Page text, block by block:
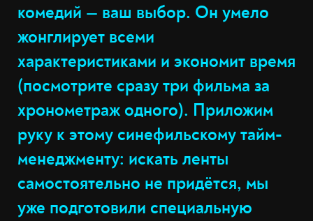
комедий — ваш выбор. Он умело
жонглирует всеми
характеристиками и экономит время
(посмотрите сразу три фильма за
хронометраж одного). Приложим
руку к этому синефильскому тайм-
менеджменту: искать ленты
самостоятельно не придётся, мы
уже подготовили специальную